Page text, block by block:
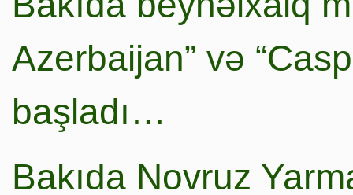
Azerbaijan” və
başladı…
Bakıda Novruz